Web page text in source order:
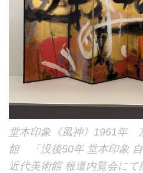
堂本印象《風神》1961年
館 「没後50年 堂本印象
近代美術館 報道内覧会に